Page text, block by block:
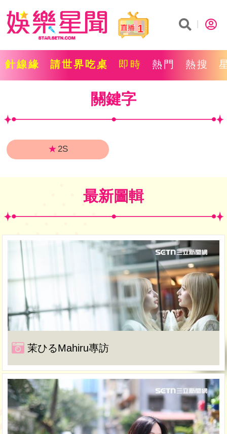
1
針線緣 請世界吃桌 即時 熱門 熱搜
關鍵字
★2S
最新圖輯
茉ひるMahiru專訪